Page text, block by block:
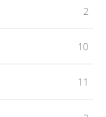
2
10
11